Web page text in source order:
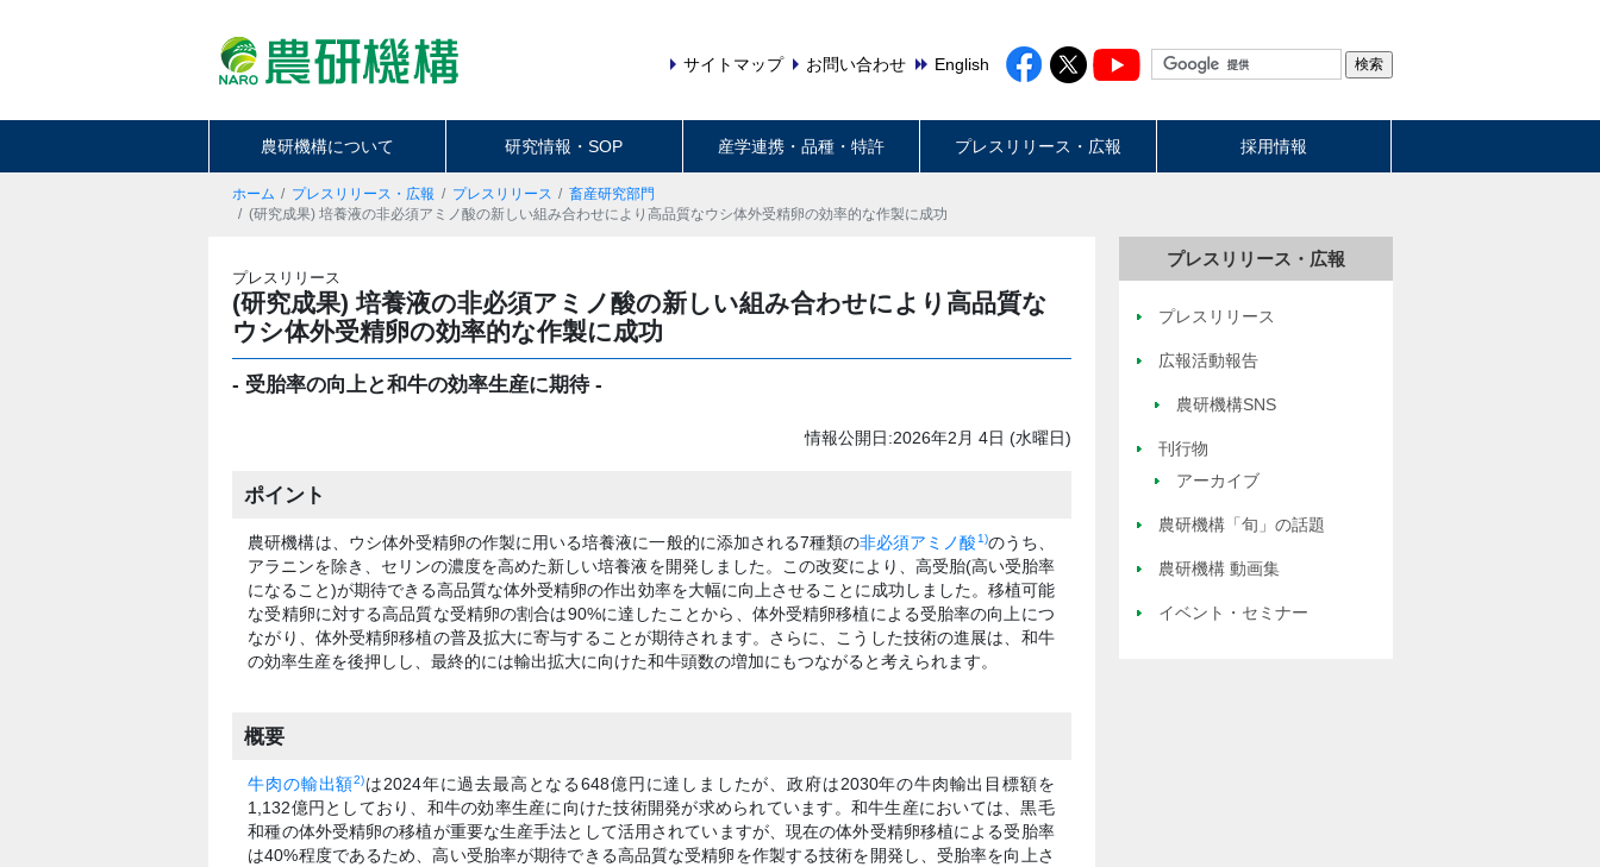
サイトマップ お問い合わせ English
農研機構について 研究情報・SOP 産学連携・品種・特許 プレスリリース・広報 採用情報
ホーム プレスリリース・広報 プレスリリース
畜産研究部門
(研究成果) 培養液の非必須アミノ酸の新しい組み合わせにより高品質なウシ体外受精卵の効率的な作製に成功
プレスリリース
(研究成果) 培養液の非必須アミノ酸の新しい組み合わせにより高品質な
ウシ体外受精卵の効率的な作製に成功
- 受胎率の向上と和牛の効率生産に期待 -
情報公開日:2026年2月 4日 (水曜日)
ポイント
農研機構は、ウシ体外受精卵の作製に用いる培養液に一般的に添加される7種類の非必須アミノ酸 1)のうち、
アラニンを除き、セリンの濃度を高めた新しい培養液を開発しました。この改変により、高受胎(高い受胎率
になること)が期待できる高品質な体外受精卵の作出効率を大幅に向上させることに成功しました。移植可能
な受精卵に対する高品質な受精卵の割合は90%に達したことから、体外受精卵移植による受胎率の向上につ
ながり、体外受精卵移植の普及拡大に寄与することが期待されます。さらに、こうした技術の進展は、和牛
の効率生産を後押しし、最終的には輸出拡大に向けた和牛頭数の増加にもつながると考えられます。
概要
牛肉の輸出額2)は2024年に過去最高となる648億円に達しましたが、政府は2030年の牛肉輸出目標額を
1,132億円としており、和牛の効率生産に向けた技術開発が求められています。和牛生産においては、黒毛
和種の体外受精卵の移植が重要な生産手法として活用されていますが、現在の体外受精卵移植による受胎率
は40%程度であるため、高い受胎率が期待できる高品質な受精卵を作製する技術を開発し、受胎率を向上さ
プレスリリース・広報
プレスリリース
広報活動報告
農研機構SNS
刊行物
アーカイブ
農研機構「旬」の話題
農研機構 動画集
イベント・セミナー